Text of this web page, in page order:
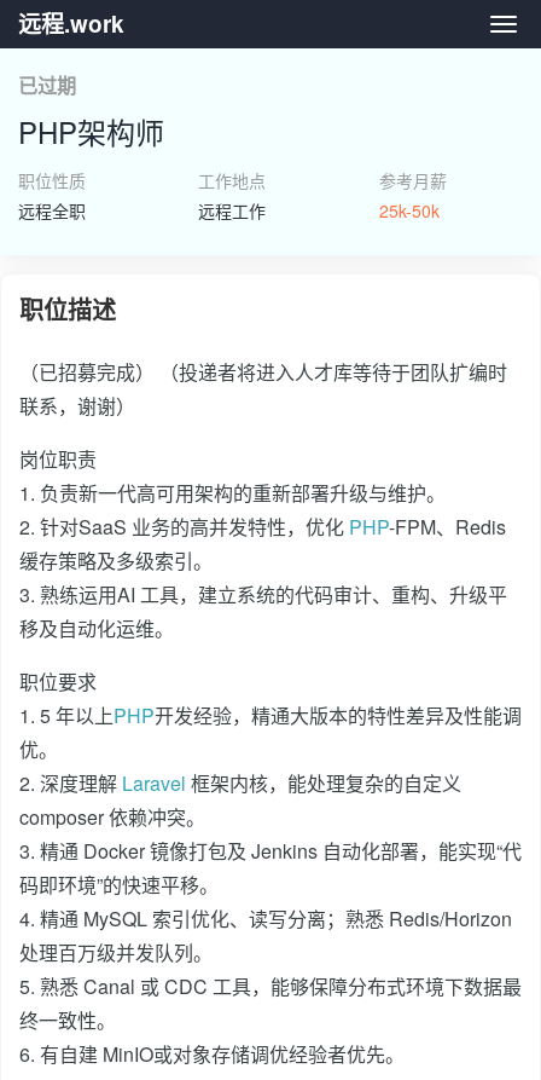
远
远程.work
已过期
PHP架构师
职位性质
远程全职
工作地点
远程工作
参考月薪
25k-50k
职位描述
（已招募完成） （投递者将进入人才库等待于团队扩编时
联系，谢谢）
岗位职责
1. 负责新一代高可用架构的重新部署升级与维护。
2. 针对SaaS 业务的高并发特性，优化 PHP-FPM、Redis
缓存策略及多级索引。
3. 熟练运用AI 工具，建立系统的代码审计、重构、升级平
移及自动化运维。
职位要求
1. 5 年以上PHP开发经验，精通大版本的特性差异及性能调
优。
2. 深度理解 Laravel 框架内核，能处理复杂的自定义
composer 依赖冲突。
3. 精通 Docker 镜像打包及 Jenkins 自动化部署，能实现“代
码即环境”的快速平移。
4. 精通 MySQL 索引优化、读写分离；熟悉 Redis/Horizon
处理百万级并发队列。
5. 熟悉 Canal 或 CDC 工具，能够保障分布式环境下数据最
终一致性。
6. 有自建 MinIO或对象存储调优经验者优先。